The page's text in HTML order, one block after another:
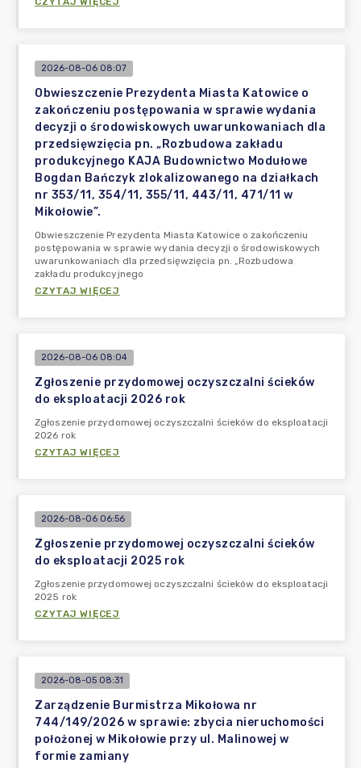
2026-08-06 08:07
Obwieszczenie Prezydenta Miasta Katowice o
zakończeniu postępowania w sprawie wydania
decyzji o środowiskowych uwarunkowaniach dla
przedsięwzięcia pn. „Rozbudowa zakładu
produkcyjnego KAJA Budownictwo Modułowe
Bogdan Bańczyk zlokalizowanego na działkach
nr 353/11, 354/11, 355/11, 443/11, 471/11 w
Mikołowie”.
Obwieszczenie Prezydenta Miasta Katowice o zakończeniu
postępowania w sprawie wydania decyzji o środowiskowych
uwarunkowaniach dla przedsięwzięcia pn. „Rozbudowa
zakładu produkcyjnego
CZYTAJ WIĘCEJ
2026-08-06 08:04
Zgłoszenie przydomowej oczyszczalni ścieków
do eksploatacji 2026 rok
Zgłoszenie przydomowej oczyszczalni ścieków do eksploatacji
2026 rok
CZYTAJ WIĘCEJ
2026-08-06 06:56
Zgłoszenie przydomowej oczyszczalni ścieków
do eksploatacji 2025 rok
Zgłoszenie przydomowej oczyszczalni ścieków do eksploatacji
2025 rok
CZYTAJ WIĘCEJ
2026-08-05 08:31
Zarządzenie Burmistrza Mikołowa nr
744/149/2026 w sprawie: zbycia nieruchomości
położonej w Mikołowie przy ul. Malinowej w
formie zamiany